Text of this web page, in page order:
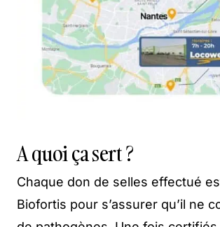
A quoi ça sert ?
Chaque don de selles effectué
Biofortis pour s’assurer qu’il ne